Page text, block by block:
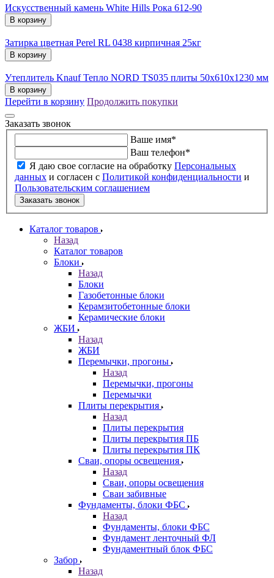
Искусственный камень White Hills Рока 612-90
В корзину
Затирка цветная Perel RL 0438 кирпичная 25кг
В корзину
Утеплитель Knauf Тепло NORD TS035 плиты 50х610х1230 мм
В корзину
Перейти в корзину Продолжить покупки
Заказать звонок
Ваше имя*
Ваш телефон*
Я даю свое согласие на обработку Персональных
данных и согласен с Политикой конфиденциальности и
Пользовательским соглашением
Заказать звонок
Каталог товаров
Назад
Каталог товаров
Блоки
Назад
Блоки
Газобетонные блоки
Керамзитобетонные блоки
Керамические блоки
ЖБИ
Назад
ЖБИ
Перемычки, прогоны
Назад
Перемычки, прогоны
Перемычки
Плиты перекрытия
Назад
Плиты перекрытия
Плиты перекрытия ПБ
Плиты перекрытия ПК
Сваи, опоры освещения
Назад
Сваи, опоры освещения
Сваи забивные
Фундаменты, блоки ФБС
Назад
Фундаменты, блоки ФБС
Фундамент ленточный ФЛ
Фундаментный блок ФБС
Забор
Назад